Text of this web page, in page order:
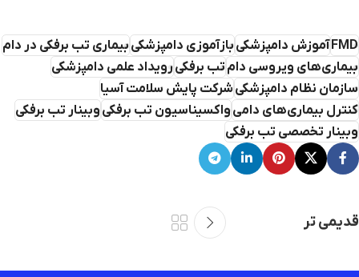
FMDآموزش دامپزشکیبازآموزی دامپزشکیبیماری تب برفکی در دام
بیماری‌های ویروسی دامتب برفکیرویداد علمی دامپزشکی
سازمان نظام دامپزشکیشرکت پایش سلامت آسیا
کنترل بیماری‌های دامیواکسیناسیون تب برفکیوبینار تب برفکی
وبینار تخصصی تب برفکی
قدیمی تر